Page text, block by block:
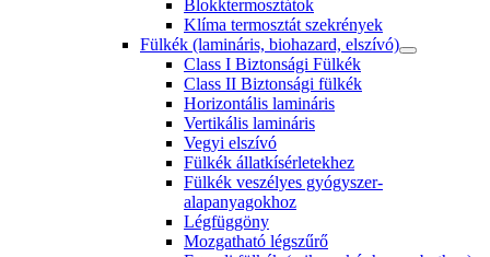
Blokktermosztátok
Klíma termosztát szekrények
Fülkék (lamináris, biohazard, elszívó)
Class I Biztonsági Fülkék
Class II Biztonsági fülkék
Horizontális lamináris
Vertikális lamináris
Vegyi elszívó
Fülkék állatkísérletekhez
Fülkék veszélyes gyógyszer-
alapanyagokhoz
Légfüggöny
Mozgatható légszűrő